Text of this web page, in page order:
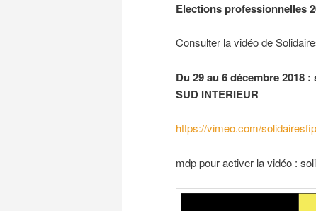
Elections professionnelles
Consulter la vidéo de
Du 29 au 6 décembre 2018
SUD INTERIEUR
https://vimeo.com/
mdp pour activer la vidéo :